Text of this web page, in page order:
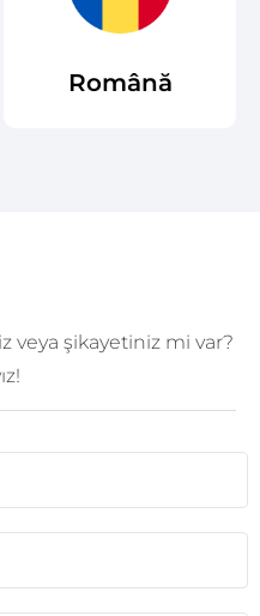
Română
veya şikayetiniz mi var?